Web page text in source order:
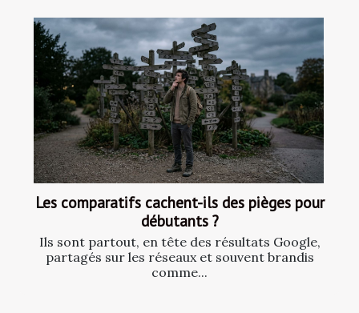
Les comparatifs cachent-ils des pièges pour
débutants ?
Ils sont partout, en tête des résultats Google,
partagés sur les réseaux et souvent brandis
comme...